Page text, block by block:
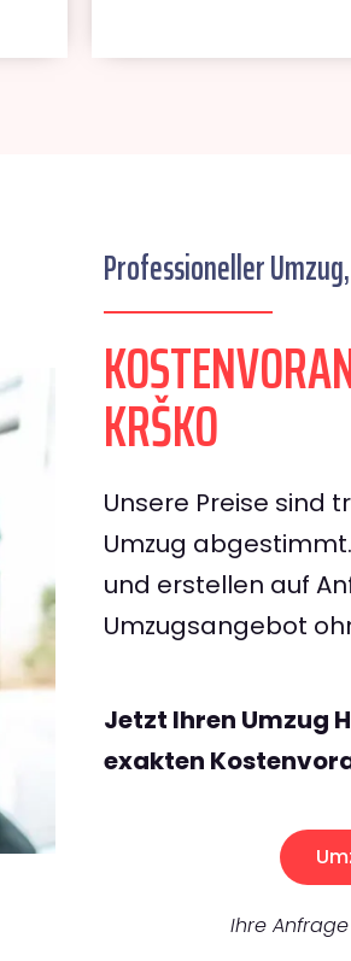
Professioneller
KRŠKO
Unsere Preise sind
Umzug
und erstellen auf
Umzugsangebot
Jetzt Ihren Umzug
exakten
Ihre